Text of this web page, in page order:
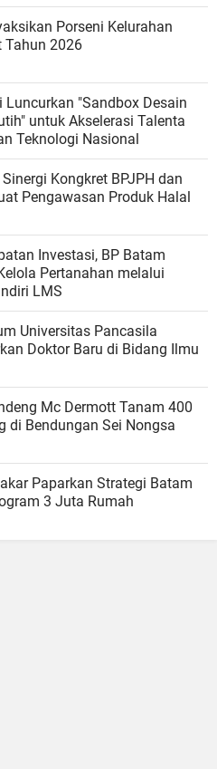
Porseni Kelurahan
Barat Tahun 2026
Luncurkan "Sandbox Desain
untuk Akselerasi Talenta
Teknologi Nasional
Sinergi Kongkret BPJPH dan
Pengawasan Produk Halal
Investasi, BP Batam
Pertanahan melalui
LMS
Universitas Pancasila
Doktor Baru di Bidang Ilmu
Mc Dermott Tanam 400
di Bendungan Sei Nongsa
Paparkan Strategi Batam
3 Juta Rumah